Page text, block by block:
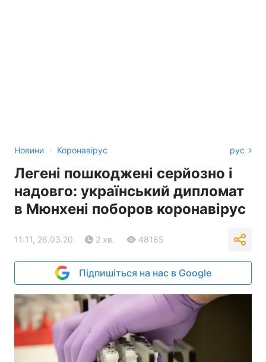
Новини › Коронавірус рус
Легені пошкоджені серйозно і
надовго: український дипломат
в Мюнхені поборов коронавірус
11:11, 26.03.20 2 хв. 48185
Підпишіться на нас в Google